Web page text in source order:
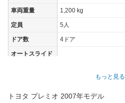
車両重量 1,200 kg
定員 5人
ドア数 4ドア
オートスライド
もっと見る
トヨタ プレミオ 2007年モデル